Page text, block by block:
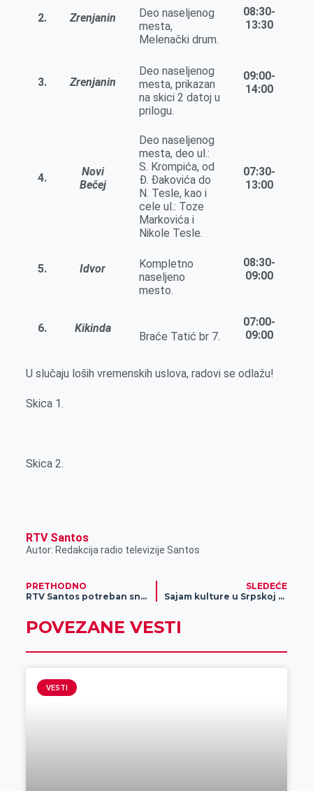
2. Zrenjanin
Deo naselјenog
mesta,
Melenački drum.
08:30-
13:30
3. Zrenjanin
Deo naselјenog
mesta, prikazan
na skici 2 datoj u
prilogu.
09:00-
14:00
4.
Novi
Bečej
Deo naselјenog
mesta, deo ul.:
S. Krompića, od
Đ. Đakovića do
N. Tesle, kao i
cele ul.: Toze
Markovića i
Nikole Tesle.
07:30-
13:00
5. Idvor
Kompletno
naseljeno
mesto.
08:30-
09:00
6. Kikinda
Braće Tatić br 7.
07:00-
09:00
U slučaju loših vremenskih uslova, radovi se odlažu!
Skica 1.
Skica 2.
RTV Santos
Autor: Redakcija radio televizije Santos
PRETHODNO
RTV Santos potreban snimatelj
SLEDEĆE
Sajam kulture u Srpskoj Crnji
POVEZANE VESTI
VESTI